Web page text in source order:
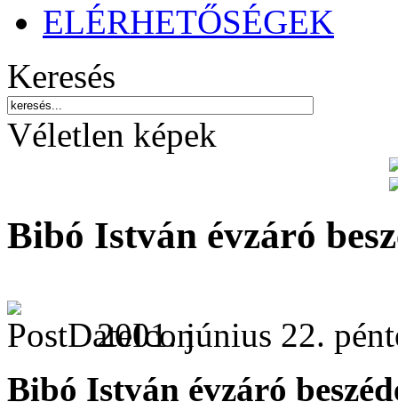
ELÉRHETŐSÉGEK
Keresés
Véletlen képek
Bibó István évzáró
2001. június 22.
Bibó István évzáró